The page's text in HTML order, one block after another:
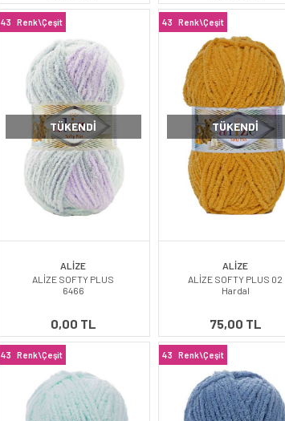
43 Renk\Çeşit
TÜKENDI
ALİZE
ALİZE SOFTY PLUS
6466
0,00 TL
43 Renk\Çeşit
TÜKENDI
ALİZE
ALİZE SOFTY PLUS 02
Hardal
75,00 TL
43 Renk\Çeşit 43 Renk\Çeşit